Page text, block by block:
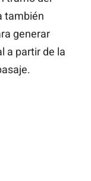
también
generar
a partir de la